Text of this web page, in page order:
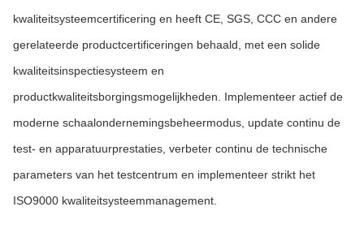
kwaliteitsysteemcertificering en heeft CE, SGS, CCC en andere
gerelateerde productcertificeringen behaald, met een solide
kwaliteitsinspectiesysteem en
productkwaliteitsborgingsmogelijkheden. Implementeer actief de
moderne schaalondernemingsbeheermodus, update continu de
test- en apparatuurprestaties, verbeter continu de technische
parameters van het testcentrum en implementeer strikt het
ISO9000 kwaliteitsysteemmanagement.